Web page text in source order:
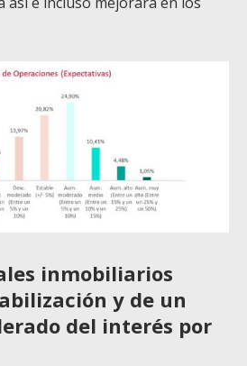
inmobiliarios
y de un
del interés por